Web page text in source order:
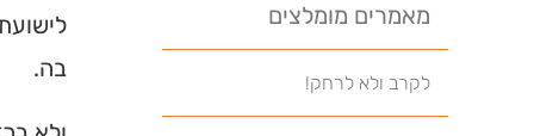
מאמרים מומלצים
לקרב ולא לרחק!
בה.